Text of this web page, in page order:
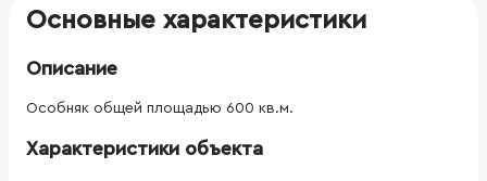
Основные характеристики
Описание
Особняк общей площадью 600 кв.м.
Характеристики объекта